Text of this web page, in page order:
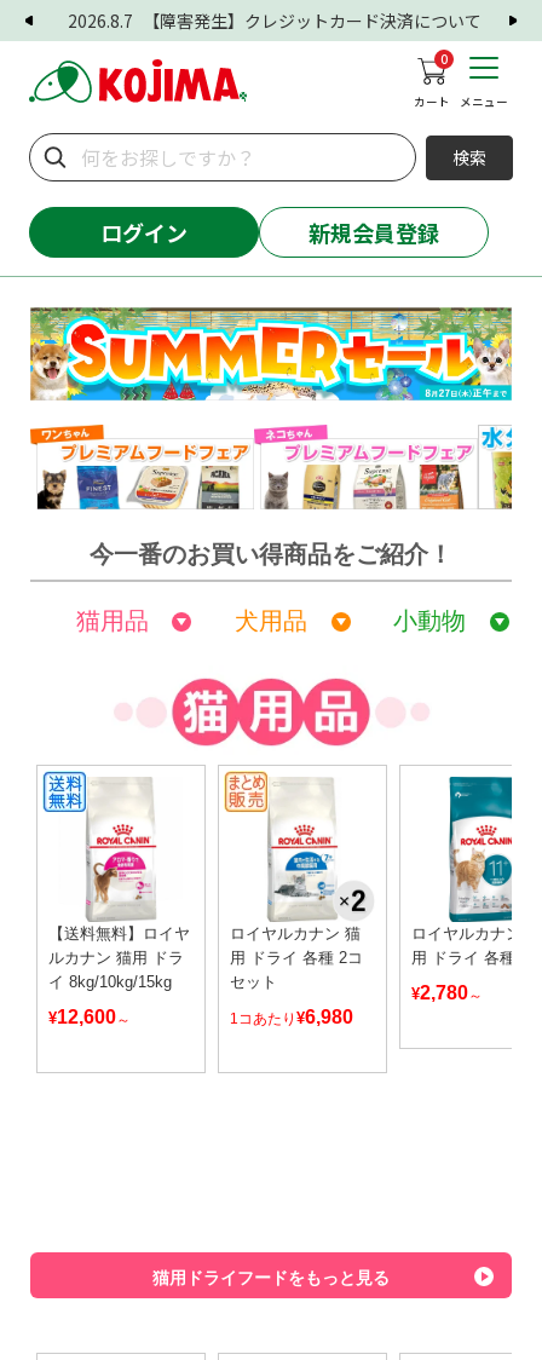
2026.8.7 【障害発生】クレジットカード決済について
0
カート メニュー
検索
ログイン 新規会員登録
今一番のお買い得商品をご紹介！
猫用品 犬用品 小動物
【送料無料】ロイヤ
ルカナン 猫用 ドラ
イ 8kg/10kg/15kg
¥12,600～
ロイヤルカナン 猫
用 ドライ 各種 2コ
セット
1コあたり¥6,980
ロイヤルカナン 猫
用 ドライ 各種
¥2,780～
猫用ドライフードをもっと見る